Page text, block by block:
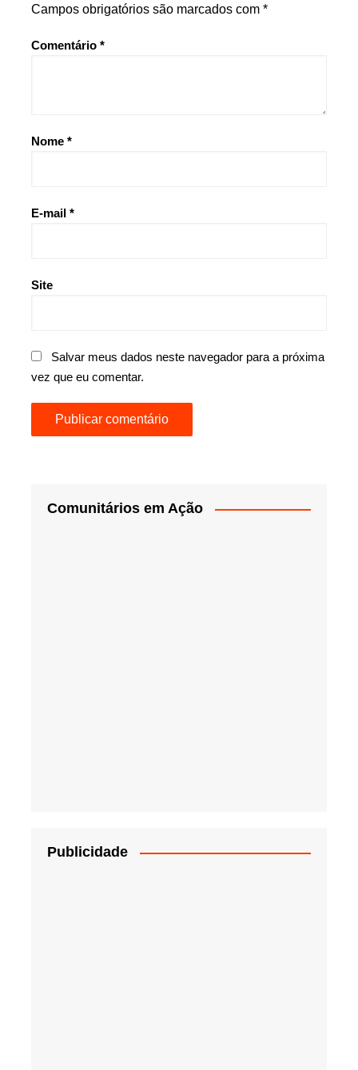
Campos obrigatórios são marcados com *
Comentário *
Nome *
E-mail *
Site
Salvar meus dados neste navegador para a próxima
vez que eu comentar.
Comunitários em Ação
Publicidade